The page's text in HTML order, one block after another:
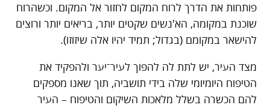
פותחות את הדרך לרוח המקום לחזור אל המקום. וכשהרוח
שוכנת במקומה, הא'נשים שקטים יותר, בריאים יותר ורוצים
להישאר במקומם (בגדול; תמיד יהיו אלה שיזוזו).
מצד העיר, יש לתת לה להפוך לעיר־יער ולהפקיד את
הטיפוח היומיומי שלה בידי תושביה, תוך שאנו מספקים
להם הכשרה בשלל מלאכות השיקום והטיפוח – העיר